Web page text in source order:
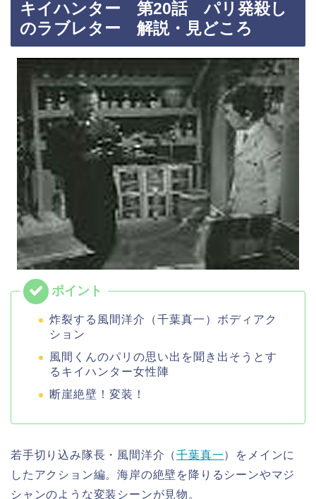
キイハンター 第20話 パリ発殺し
のラブレター 解説・見どころ
炸裂する風間洋介（千葉真一）ボディアク
ション
風間くんのパリの思い出を聞き出そうとす
るキイハンター女性陣
断崖絶壁！変装！
若手切り込み隊長・風間洋介（千葉真一）をメインに
したアクション編。海岸の絶壁を降りるシーンやマジ
シャンのような変装シーンが見物。